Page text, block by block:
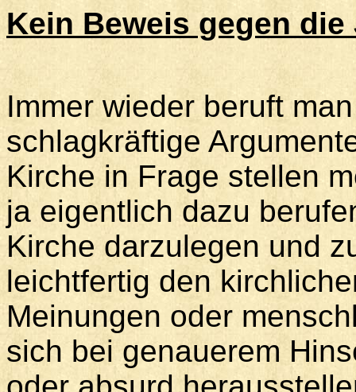
Kein Beweis gegen
Immer wieder beruft
schlagkräftige
Kirche in Frage stellen
ja eigentlich dazu
Kirche darzulegen und
leichtfertig den
Meinungen oder
sich bei genauerem